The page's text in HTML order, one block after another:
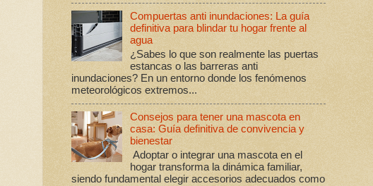
Compuertas anti inundaciones: La guía
definitiva para blindar tu hogar frente al
agua
¿Sabes lo que son realmente las puertas
estancas o las barreras anti
inundaciones? En un entorno donde los fenómenos
meteorológicos extremos...
Consejos para tener una mascota en
casa: Guía definitiva de convivencia y
bienestar
Adoptar o integrar una mascota en el
hogar transforma la dinámica familiar,
siendo fundamental elegir accesorios adecuados como